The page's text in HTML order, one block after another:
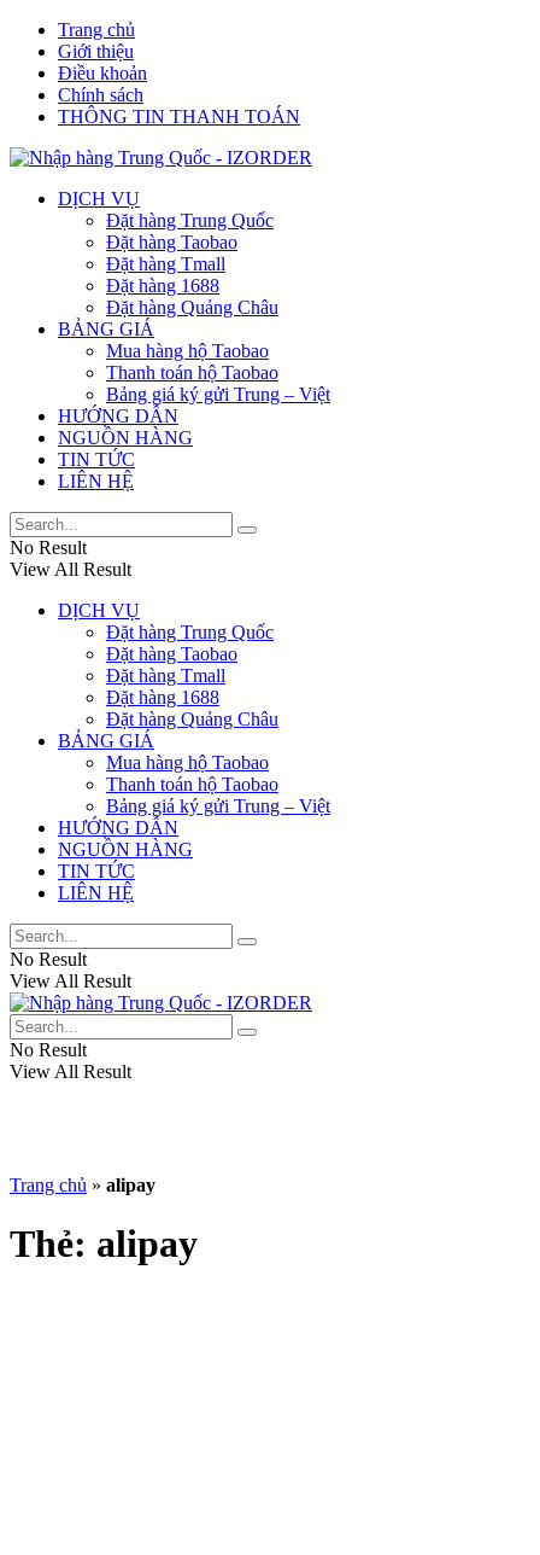
Trang chủ
Giới thiệu
Điều khoản
Chính sách
THÔNG TIN THANH TOÁN
DỊCH VỤ
Đặt hàng Trung Quốc
Đặt hàng Taobao
Đặt hàng Tmall
Đặt hàng 1688
Đặt hàng Quảng Châu
BẢNG GIÁ
Mua hàng hộ Taobao
Thanh toán hộ Taobao
Bảng giá ký gửi Trung – Việt
HƯỚNG DẪN
NGUỒN HÀNG
TIN TỨC
LIÊN HỆ
No Result
View All Result
DỊCH VỤ
Đặt hàng Trung Quốc
Đặt hàng Taobao
Đặt hàng Tmall
Đặt hàng 1688
Đặt hàng Quảng Châu
BẢNG GIÁ
Mua hàng hộ Taobao
Thanh toán hộ Taobao
Bảng giá ký gửi Trung – Việt
HƯỚNG DẪN
NGUỒN HÀNG
TIN TỨC
LIÊN HỆ
No Result
View All Result
No Result
View All Result
Trang chủ » alipay
Thẻ: alipay